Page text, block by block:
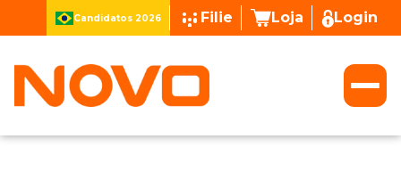
Candidatos 2026 Filie Loja Login